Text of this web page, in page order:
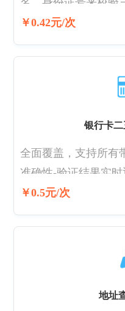
运营商携号转网查询
信息验证科学严谨，
期：联通T+1 电信
若是政企号，电信和
证号码+手机号+姓
￥0.42元/次
银行卡
全面覆盖，支持所有
准确性-验证结果实时
稳定性-双通道自动切
护航; 银行卡二要素
工商和农商行 银行卡
￥0.5元/次
地址